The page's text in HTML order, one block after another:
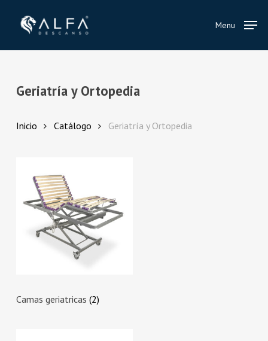
Menu
Geriatría y Ortopedia
Inicio Catálogo Geriatría y Ortopedia
Camas geriatricas (2)